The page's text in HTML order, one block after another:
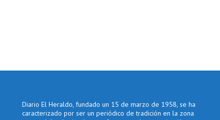
Diario El Heraldo, fundado un 15 de marzo de 1958, se ha
caracterizado por ser un periódico de tradición en la zona